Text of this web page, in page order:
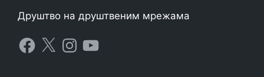
Друштво на друштвеним мрежама
Facebook
X InstagramYouTube